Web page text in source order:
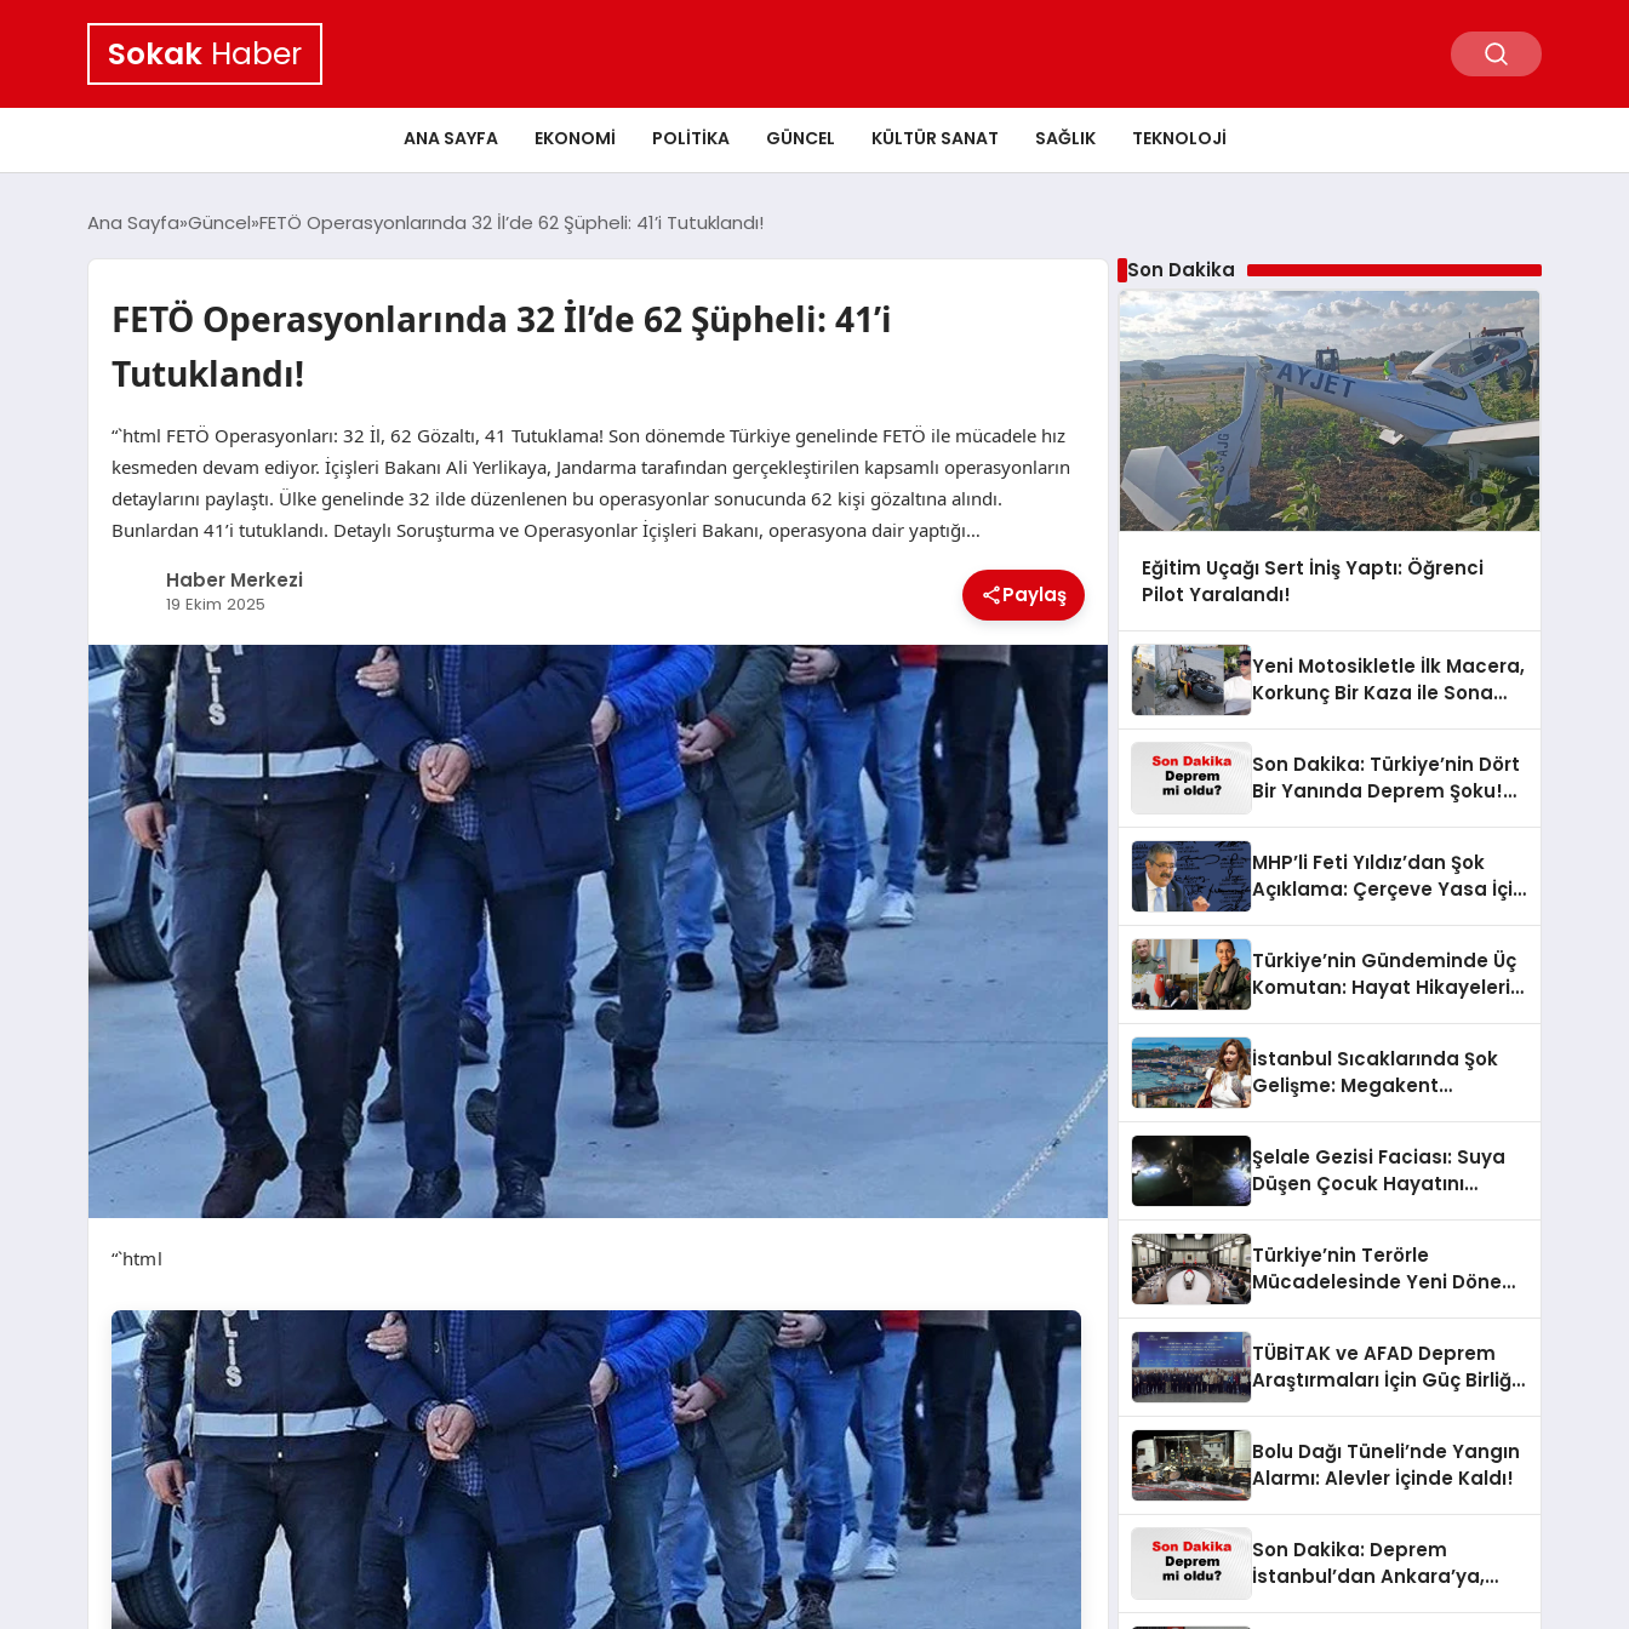
Sokak Haber
ANA SAYFA EKONOMI POLITIKA GÜNCEL KÜLTÜR SANAT SAĞLIK TEKNOLOJI
Ana Sayfa Güncel FETÖ Operasyonlarında 32 İl’de 62 Şüpheli: 41’i Tutuklandı!
FETÖ Operasyonlarında 32 İl’de 62 Şüpheli: 41’i
Tutuklandı!
“`html FETÖ Operasyonları: 32 İl, 62 Gözaltı, 41 Tutuklama! Son dönemde Türkiye genelinde FETÖ ile mücadele hız
kesmeden devam ediyor. İçişleri Bakanı Ali Yerlikaya, Jandarma tarafından gerçekleştirilen kapsamlı operasyonların
detaylarını paylaştı. Ülke genelinde 32 ilde düzenlenen bu operasyonlar sonucunda 62 kişi gözaltına alındı.
Bunlardan 41’i tutuklandı. Detaylı Soruşturma ve Operasyonlar İçişleri Bakanı, operasyona dair yaptığı…
Haber Merkezi
19 Ekim 2025 Paylaş
“`html
Son Dakika
Eğitim Uçağı Sert İniş Yaptı: Öğrenci
Pilot Yaralandı!
Yeni Motosikletle İlk Macera,
Korkunç Bir Kaza ile Sona
Son Dakika: Türkiye’nin Dört
Bir Yanında Deprem Şoku!
MHP’li Feti Yıldız’dan Şok
Açıklama: Çerçeve Yasa İçin
Türkiye’nin Gündeminde Üç
Komutan: Hayat Hikayeleri
İstanbul Sıcaklarında Şok
Gelişme: Megakent
Şelale Gezisi Faciası: Suya
Düşen Çocuk Hayatını
Türkiye’nin Terörle
Mücadelesinde Yeni Dönem:
TÜBİTAK ve AFAD Deprem
Araştırmaları İçin Güç Birliği
Bolu Dağı Tüneli’nde Yangın
Alarmı: Alevler İçinde Kaldı!
Son Dakika: Deprem
İstanbul’dan Ankara’ya,